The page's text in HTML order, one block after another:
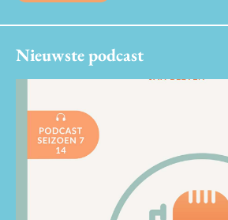
Nieuwste podcast